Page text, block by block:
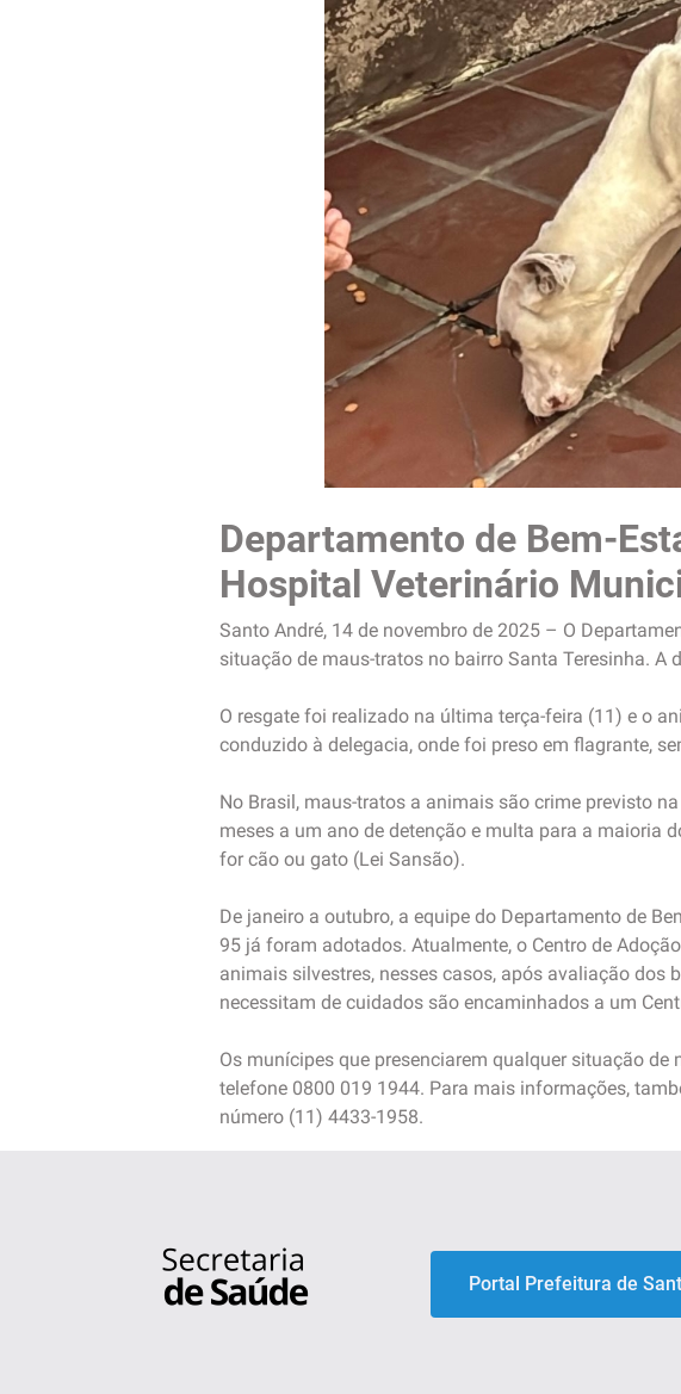
Departamento de Bem-
Hospital Veterinário
Santo André, 14 de novembro de 2025 – O
situação de maus-tratos no bairro Santa Teresinha.
O resgate foi realizado na última terça-feira (11) e o
conduzido à delegacia, onde foi preso em flagrante,
No Brasil, maus-tratos a animais são crime previsto
meses a um ano de detenção e multa para a maioria
for cão ou gato (Lei Sansão).
De janeiro a outubro, a equipe do Departamento de
95 já foram adotados. Atualmente, o Centro de
animais silvestres, nesses casos, após avaliação dos
necessitam de cuidados são encaminhados a um
Os munícipes que presenciarem qualquer situação
telefone 0800 019 1944. Para mais informações,
número (11) 4433-1958.
Portal Prefeitura de